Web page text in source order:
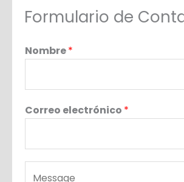
Formulario de
Nombre*
Correo electrónico *